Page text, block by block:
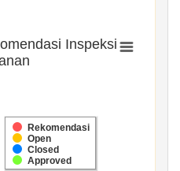
Inspeksi
Rekomendasi
Open
Closed
Approved